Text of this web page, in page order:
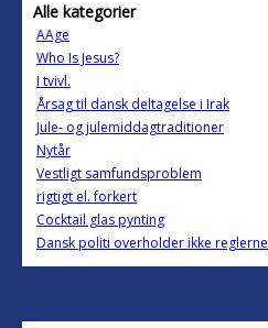
Alle kategorier
AAge
Who Is Jesus?
I tvivl.
Årsag til dansk deltagelse i Irak
Jule- og julemiddagtraditioner
Nytår
Vestligt samfundsproblem
rigtigt el. forkert
Cocktail glas pynting
Dansk politi overholder ikke reglerne